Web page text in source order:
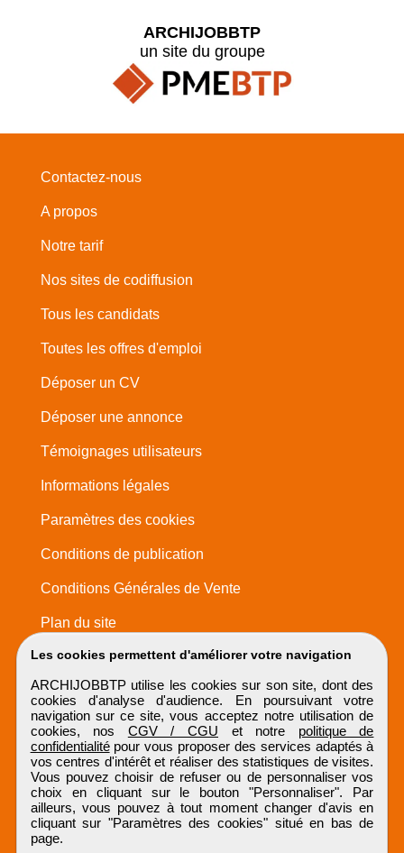
Les cookies permettent d'améliorer votre navigation
ARCHIJOBBTP utilise les cookies sur son site, dont des
cookies d'analyse d'audience. En poursuivant votre
navigation sur ce site, vous acceptez notre utilisation de
cookies, nos CGV / CGU et notre politique de
confidentialitépour vous proposer des services adaptés à
vos centres d'intérêt et réaliser des statistiques de visites.
Vous pouvez choisir de refuser ou de personnaliser vos
choix en cliquant sur le bouton "Personnaliser". Par
ailleurs, vous pouvez à tout moment changer d'avis en
cliquant sur "Paramètres des cookies" situé en bas de
page.
ARCHIJOBBTP
un site du groupe
Contactez-nous
A propos
Notre tarif
Nos sites de codiffusion
Tous les candidats
Toutes les offres d'emploi
Déposer un CV
Déposer une annonce
Témoignages utilisateurs
Informations légales
Paramètres des cookies
Conditions de publication
Conditions Générales de Vente
Plan du site